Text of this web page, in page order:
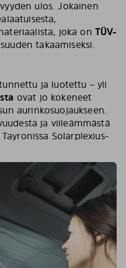
ulos. Jokainen
joka on TÜV-
takaamiseksi.
ja luotettu – yli
ovat jo kokeneet
aurinkosuojaukseen.
ja viileämmästä
Solarplexius-